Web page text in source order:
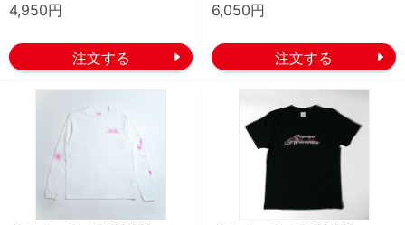
4,950円 6,050円